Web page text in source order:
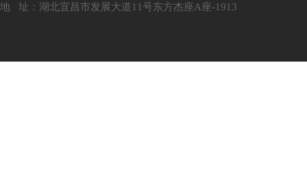
地 址：湖北宜昌市发展大道11号东方杰座A座-1913